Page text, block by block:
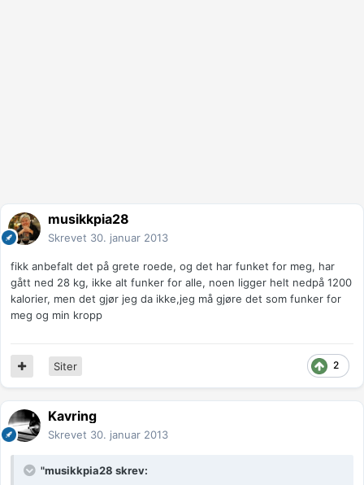
musikkpia28
Skrevet 30. januar 2013
fikk anbefalt det på grete roede, og det har funket for meg, har
gått ned 28 kg, ikke alt funker for alle, noen ligger helt nedpå 1200
kalorier, men det gjør jeg da ikke,jeg må gjøre det som funker for
meg og min kropp
2
Siter
Kavring
Skrevet 30. januar 2013
"musikkpia28 skrev: